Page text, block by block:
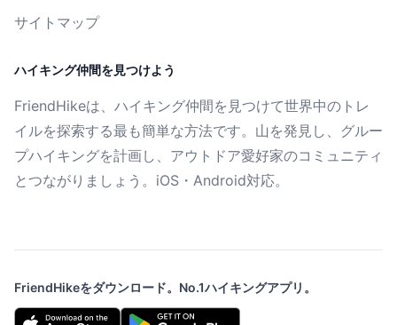
サイトマップ
ハイキング仲間を見つけよう
FriendHikeは、ハイキング仲間を見つけて世界中のトレ
イルを探索する最も簡単な方法です。山を発見し、グルー
プハイキングを計画し、アウトドア愛好家のコミュニティ
とつながりましょう。iOS・Android対応。
FriendHikeをダウンロード。No.1ハイキングアプリ。